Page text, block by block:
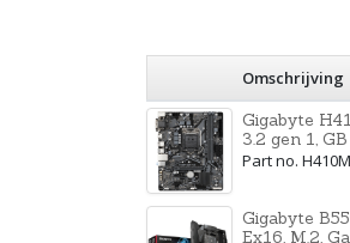
Omschrijving
Gigabyte
3.2 gen 1,
Part no.
Gigabyte
Ex16, M.2,